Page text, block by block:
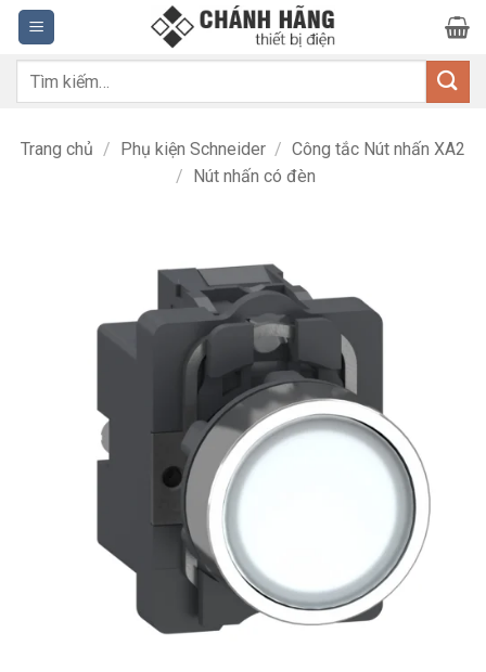
Bỏ
qua
nội
dung
Tìm
Trang chủ / Phụ kiện Schneider / Công tắc Nút nhấn XA2
/ Nút nhấn có đèn